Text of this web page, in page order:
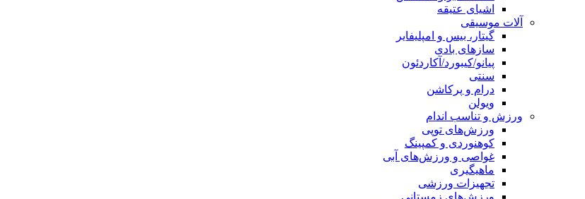
اشیای عتیقه
آلات موسیقی
گیتار، بیس و امپلیفایر
سازهای بادی
پیانو/کیبورد/آکاردئون
سنتی
درام و پرکاشن
ویولن
ورزش و تناسب اندام
ورزش‌های توپی
کوهنوردی و کمپینگ
غواصی و ورزش‌های آبی
ماهیگیری
تجهیزات ورزشی